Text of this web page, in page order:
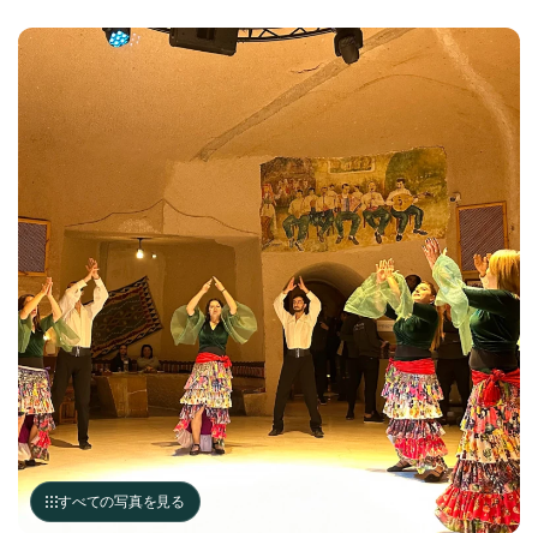
すべての写真を見る